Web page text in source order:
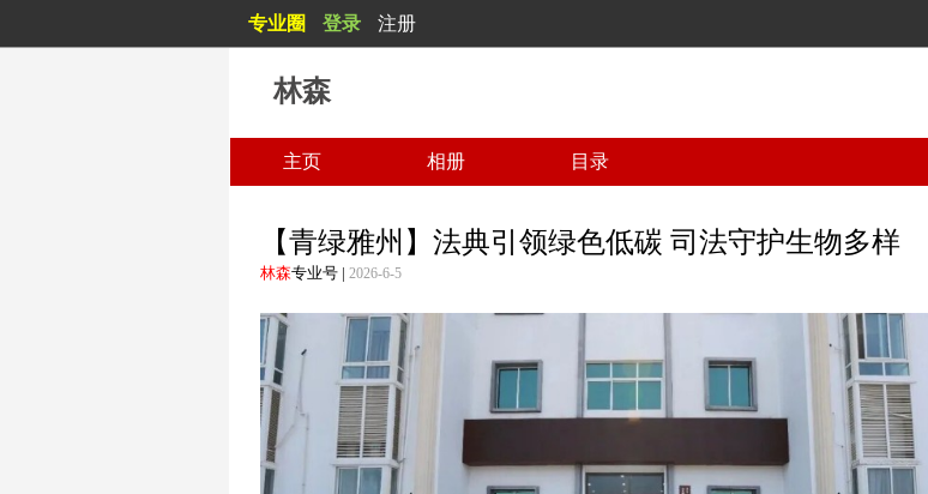
专业圈 登录 注册
林森
主页 相册 目录
【青绿雅州】法典引领绿色低碳 司法守护生物多样
林森专业号 | 2026-6-5